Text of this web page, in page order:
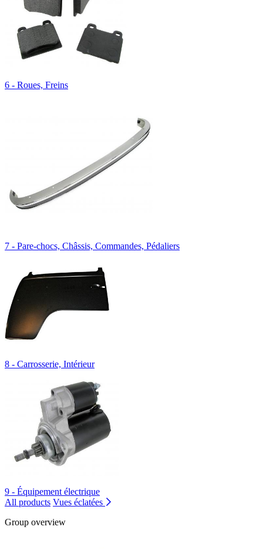
6 - Roues, Freins
7 - Pare-chocs, Châssis, Commandes, Pédaliers
8 - Carrosserie, Intérieur
9 - Équipement électrique
All products Vues éclatées
Group overview